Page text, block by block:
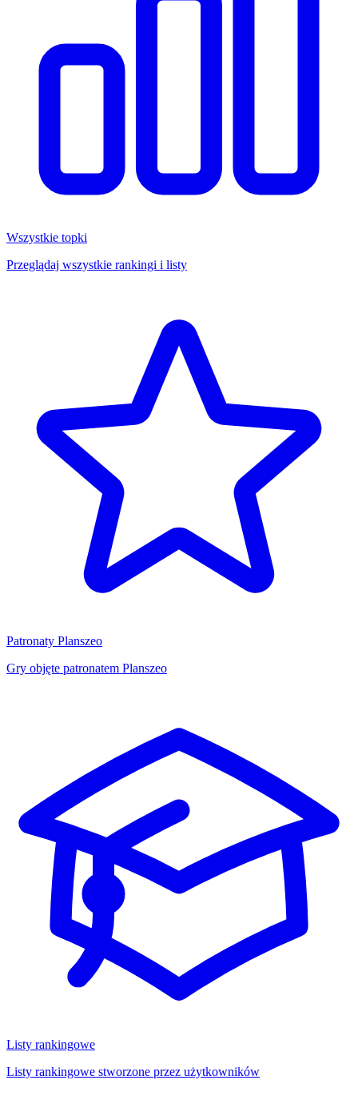
Wszystkie topki
Przeglądaj wszystkie rankingi i listy
Patronaty Planszeo
Gry objęte patronatem Planszeo
Listy rankingowe
Listy rankingowe stworzone przez użytkowników